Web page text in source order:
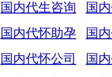
国内代生咨询
国
国内代怀助孕
国
国内代怀公司
国